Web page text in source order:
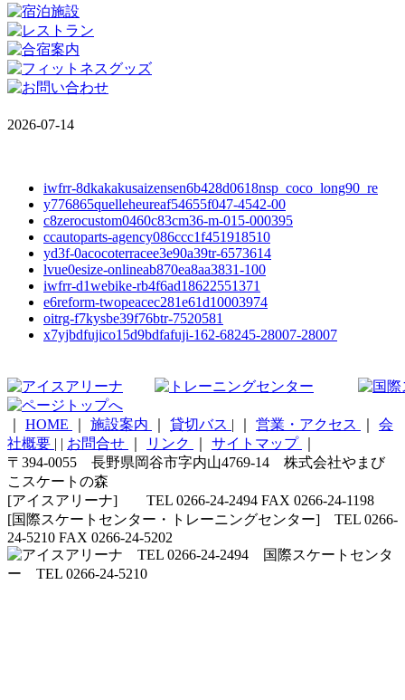
2026-07-14
iwfrr-8dkakakusaizensen6b428d0618nsp_coco_long90_re
y776865quelleheureaf54655f047-4542-00
c8zerocustom0460c83cm36-m-015-000395
ccautoparts-agency086ccc1f451918510
yd3f-0acocoterracee3e90a39tr-6573614
lvue0esize-onlineab870ea8aa3831-100
iwfrr-d1webike-rb4f6ad18622551371
e6reform-twopeacec281e61d10003974
oitrg-f7kysbe39f76btr-7520581
x7yjbdfujico15d9bdfafuji-162-68245-28007-28007
HOME 施設案内 貸切バス | 営業・アクセス
会
社概要 | | お問合せ リンク サイトマップ
〒394-0055 長野県岡谷市字内山4769-14 株式会社やまび
こスケートの森
[アイスアリーナ] TEL 0266-24-2494 FAX 0266-24-1198
[国際スケートセンター・トレーニングセンター] TEL 0266-
24-5210 FAX 0266-24-5202